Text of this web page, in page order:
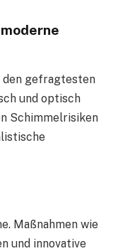
den gefragtesten
und optisch
Schimmelrisiken
Maßnahmen wie
und innovative